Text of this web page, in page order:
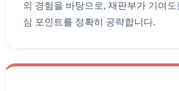
의 경험을 바탕으로, 재판부가 기여도
심 포인트를 정확히 공략합니다.